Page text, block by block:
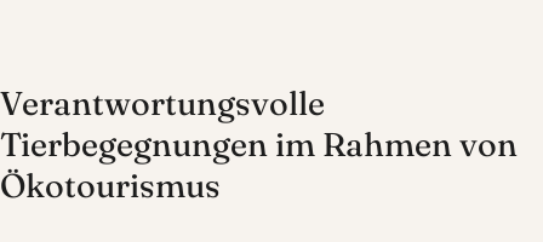
Verantwortungsvolle
Tierbegegnungen im Rahmen von
Ökotourismus